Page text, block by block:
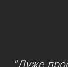
"Дуже